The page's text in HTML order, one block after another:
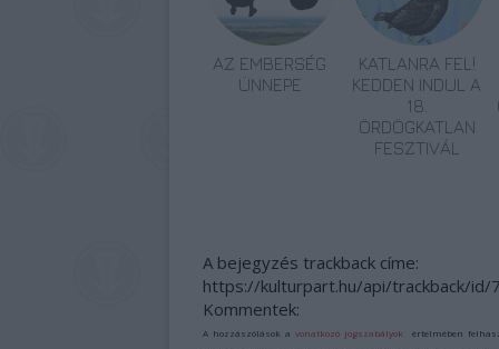
AZ EMBERSÉG
ÜNNEPE
KATLANRA FEL!
KEDDEN INDUL A
18.
ÖRDÖGKATLAN
FESZTIVÁL
A bejegyzés trackback címe:
https://kulturpart.hu/api/trackback/id/
Kommentek:
A hozzászólások avonatkozó jogszabályok értelmében